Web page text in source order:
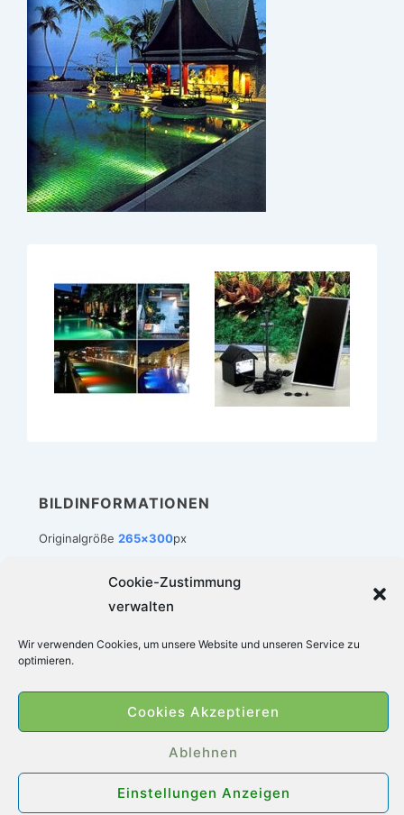
Cookie-Zustimmung
verwalten
Wir verwenden Cookies, um unsere Website und unseren Service zu
optimieren.
Cookies Akzeptieren
Ablehnen
Einstellungen Anzeigen
BILDINFORMATIONEN
Originalgröße 265×300px
Menü
Datenschutz
Copyright © 2026Zimmerbrunnen-Welt|
Präsentiert vonResponsive-Theme